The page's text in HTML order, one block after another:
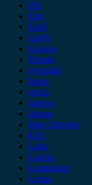
DS
Fiat
Ford
Geely
Gonow
Honda
Hyundai
Isuzu
iveco
Jaecoo
Jaguar
Jeep Chrysler
KIA
Lada
Lancia
Leapmotor
Lexus